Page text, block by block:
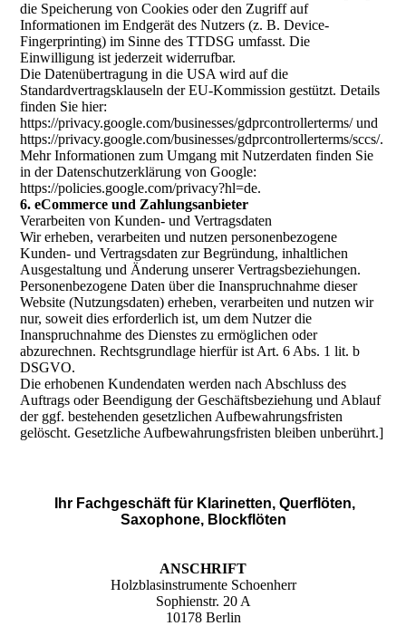
die Speicherung von Cookies oder den Zugriff auf
Informationen im Endgerät des Nutzers (z. B. Device-
Fingerprinting) im Sinne des TTDSG umfasst. Die
Einwilligung ist jederzeit widerrufbar.
Die Datenübertragung in die USA wird auf die
Standardvertragsklauseln der EU-Kommission gestützt. Details
finden Sie hier:
https://privacy.google.com/businesses/gdprcontrollerterms/ und
https://privacy.google.com/businesses/gdprcontrollerterms/sccs/.
Mehr Informationen zum Umgang mit Nutzerdaten finden Sie
in der Datenschutzerklärung von Google:
https://policies.google.com/privacy?hl=de.
6. eCommerce und Zahlungs­anbieter
Verarbeiten von Kunden- und Vertragsdaten
Wir erheben, verarbeiten und nutzen personenbezogene
Kunden- und Vertragsdaten zur Begründung, inhaltlichen
Ausgestaltung und Änderung unserer Vertragsbeziehungen.
Personenbezogene Daten über die Inanspruchnahme dieser
Website (Nutzungsdaten) erheben, verarbeiten und nutzen wir
nur, soweit dies erforderlich ist, um dem Nutzer die
Inanspruchnahme des Dienstes zu ermöglichen oder
abzurechnen. Rechtsgrundlage hierfür ist Art. 6 Abs. 1 lit. b
DSGVO.
Die erhobenen Kundendaten werden nach Abschluss des
Auftrags oder Beendigung der Geschäftsbeziehung und Ablauf
der ggf. bestehenden gesetzlichen Aufbewahrungsfristen
gelöscht. Gesetzliche Aufbewahrungsfristen bleiben unberührt.]
Ihr Fachgeschäft für Klarinetten, Querflöten,
Saxophone, Blockflöten
ANSCHRIFT
Holzblasinstrumente Schoenherr
Sophienstr. 20 A
10178 Berlin